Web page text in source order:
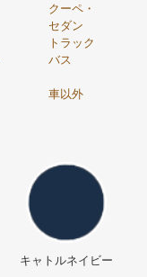
クーペ・
セダン
トラック
バス
車以外
キャトルネイビー